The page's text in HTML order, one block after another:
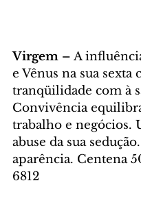
Virgem – A
e Vênus na sua sexta
tranqüilidade com à
Convivência
trabalho e negócios.
abuse da sua
aparência. Centena
6812